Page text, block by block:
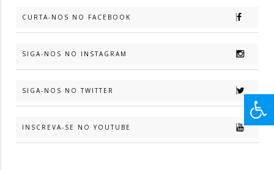
CURTA-NOS NO FACEBOOK
SIGA-NOS NO INSTAGRAM
SIGA-NOS NO TWITTER
INSCREVA-SE NO YOUTUBE